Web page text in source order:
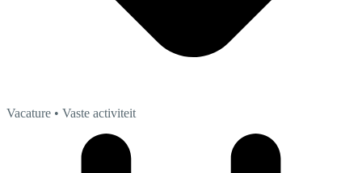
Vacature • Vaste activiteit